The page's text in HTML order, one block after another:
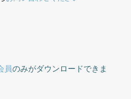
員のみがダウンロードできま